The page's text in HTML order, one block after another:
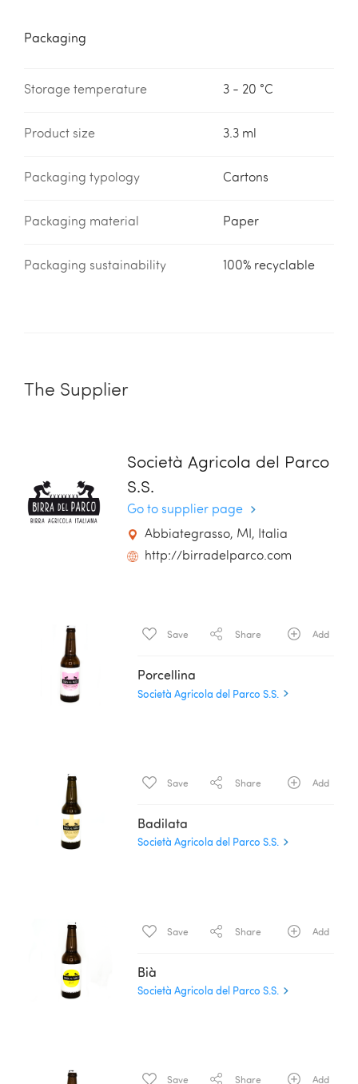
Packaging
Storage temperature 3 - 20 °C
Product size 3.3 ml
Packaging typology Cartons
Packaging material Paper
Packaging sustainability 100% recyclable
The Supplier
Società Agricola del Parco
S.S.
Go to supplier page
Abbiategrasso, MI, Italia
http://birradelparco.com
Save Share Add
Porcellina
Società Agricola del Parco S.S.
Save Share Add
Badilata
Società Agricola del Parco S.S.
Save Share Add
Bià
Società Agricola del Parco S.S.
Save Share Add